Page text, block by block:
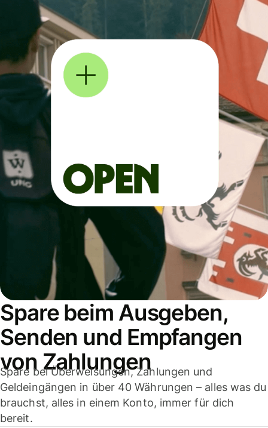
Spare beim Ausgeben,
Senden und Empfangen
von Zahlungen
Spare bei Überweisungen, Zahlungen und
Geldeingängen in über 40 Währungen – alles was du
brauchst, alles in einem Konto, immer für dich
bereit.